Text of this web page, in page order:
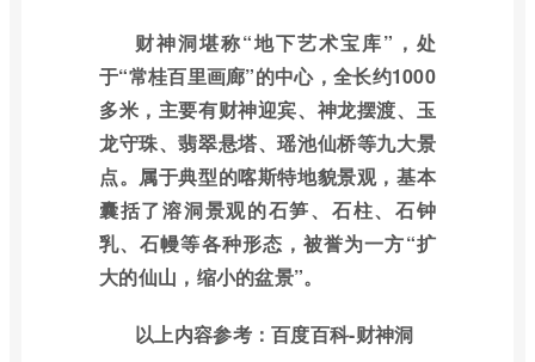
财神洞堪称“地下艺术宝库”，处
于“常桂百里画廊”的中心，全长约1000
多米，主要有财神迎宾、神龙摆渡、玉
龙守珠、翡翠悬塔、瑶池仙桥等九大景
点。属于典型的喀斯特地貌景观，基本
囊括了溶洞景观的石笋、石柱、石钟
乳、石幔等各种形态，被誉为一方“扩
大的仙山，缩小的盆景”。
以上内容参考：百度百科-财神洞